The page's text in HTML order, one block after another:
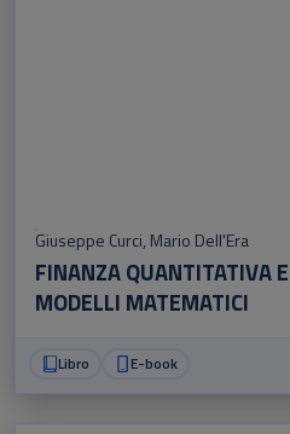
Giuseppe Curci, Mario Dell'Era
FINANZA QUANTITATIVA E
MODELLI MATEMATICI
Libro E-book